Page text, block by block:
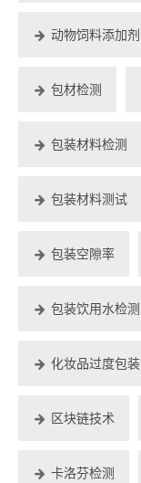
动物饲料添加剂
包材检测
包装材料检测
包装材料测试
包装空隙率
包装饮用水检测
化妆品过度包装
区块链技术
卡洛芬检测